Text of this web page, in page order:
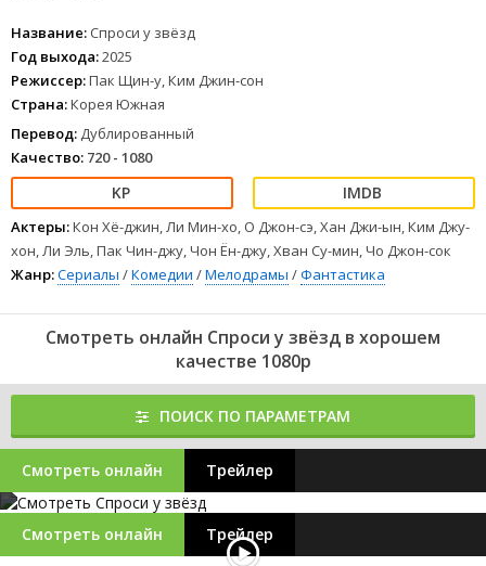
Название: Спроси у звёзд
Год выхода:2025
Режиссер:Пак Щин-у, Ким Джин-сон
Страна:Корея Южная
Перевод: Дублированный
Качество: 720 - 1080
Актеры:Кон Хё-джин, Ли Мин-хо, О Джон-сэ, Хан Джи-ын, Ким Джу-
хон, Ли Эль, Пак Чин-джу, Чон Ён-джу, Хван Су-мин, Чо Джон-сок
Жанр:Сериалы /Комедии /Мелодрамы /Фантастика
Смотреть онлайн Спроси у звёзд в хорошем
качестве 1080p
ПОИСК ПО ПАРАМЕТРАМ
Смотреть онлайн Трейлер
Смотреть онлайн Трейлер